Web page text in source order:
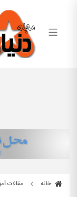
خانه
مقالات